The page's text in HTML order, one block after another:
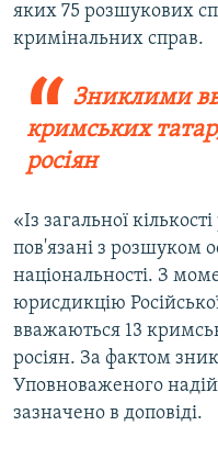
яких 75 розшукових
кримінальних справ.
Зниклими
кримських
росіян
«Із загальної
пов'язані з розшуком
національності. З
юрисдикцію
вважаються 13
росіян. За фактом
Уповноваженого
зазначено в доповіді.